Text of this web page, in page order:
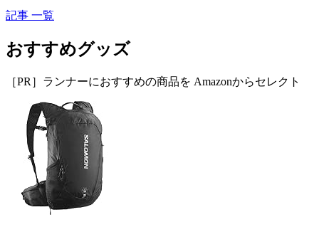
記事 一覧
おすすめグッズ
［PR］ランナーにおすすめの商品を Amazonからセレクト